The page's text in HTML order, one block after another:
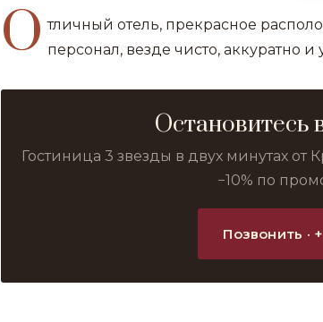
О тличный отель, прекрасное
персонал, везде чисто, аккуратно и
Остановитесь
Гостиница 3 звезды в двух минутах
−10% по
Позвонить ·